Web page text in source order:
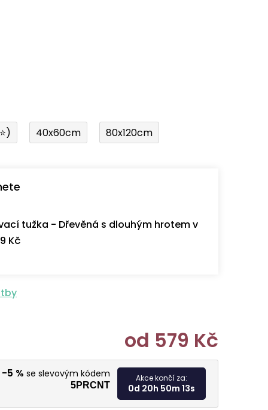
40x60cm 80x120cm
tužka - Dřevěná s dlouhým hrotem v
Kč
od 579 Kč
Měrná
-5 % se slevovým kódem
5PRCNT
Akce končí za:
0d 20h 50m 12s